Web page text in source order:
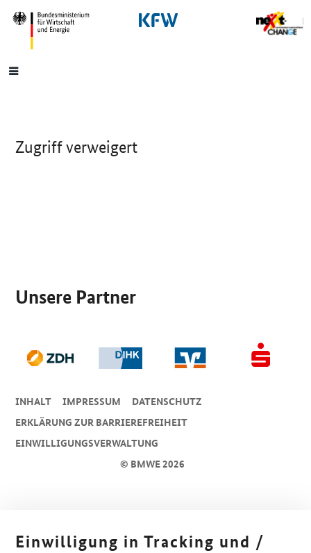
SrOnlyNavigation
Hauptmenü
Zugriff verweigert
Unsere Partner
© BMWE 2026
INHALT IMPRESSUM
DA­TEN­SCHUTZ
ERKLÄRUNG ZUR BARRIEREFREIHEIT
EINWILLIGUNGSVERWALTUNG
Einwilligung in Tracking und /